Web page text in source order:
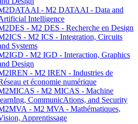
- M2 DATAAI - Data and
Intelligence
- M2 DES - Recherche en Design
- M2 ICS - Integration, Circuits
Systems
- M2 IGD - Interaction, Graphics
Design
- M2 IREN - Industries de
et économie numérique
- M2 MICAS - Machine
CommunicAtions, and Security
- M2 MVA - Mathématiques,
Apprentissage